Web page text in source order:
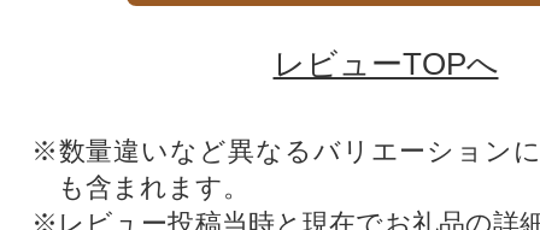
レビューTOPへ
※数量違いなど異なるバリエーション
も含まれます。
※レビュー投稿当時と現在でお礼品の詳